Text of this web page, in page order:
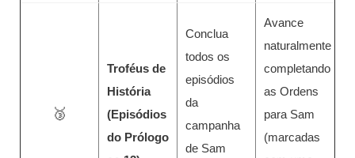
🥉
Troféus de
História
(Episódios
do Prólogo
Conclua
todos os
episódios
da
campanha
de Sam
Avance
naturalmente
completando
as Ordens
para Sam
(marcadas